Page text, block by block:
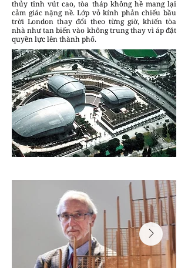
thủy tinh vút cao, tòa tháp không hề mang lại
cảm giác nặng nề. Lớp vỏ kính phản chiếu bầu
trời London thay đổi theo từng giờ, khiến tòa
nhà như tan biến vào không trung thay vì áp đặt
quyền lực lên thành phố.